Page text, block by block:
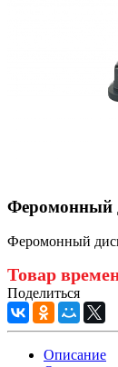
Феромонный
Феромонный
Товар
Поделиться
Описание